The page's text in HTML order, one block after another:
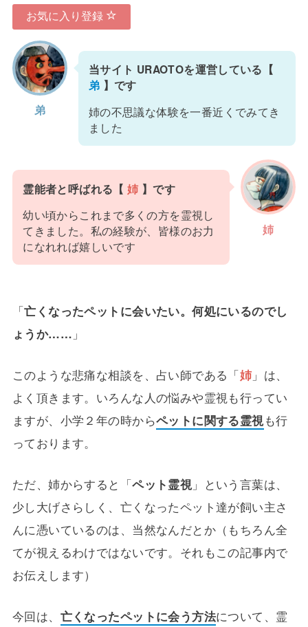
お気に入り登録
弟
当サイト URAOTOを運営している【
弟 】です
姉の不思議な体験を一番近くでみてき
ました
姉
霊能者と呼ばれる【姉 】です
幼い頃からこれまで多くの方を霊視し
てきました。私の経験が、皆様のお力
になれれば嬉しいです
「亡くなったペットに会いたい。何処にいるのでし
ょうか…… 」
このような悲痛な相談を、占い師である「姉」は、
よく頂きます。いろんな人の悩みや霊視も行ってい
ますが、小学２年の時からペットに関する霊視も行
っております。
ただ、姉からすると「ペット霊視」という言葉は、
少し大げさらしく、亡くなったペット達が飼い主さ
んに憑いているのは、当然なんだとか（もちろん全
てが視えるわけではないです。それもこの記事内で
お伝えします）
今回は、 亡くなったペットに会う方法について、霊